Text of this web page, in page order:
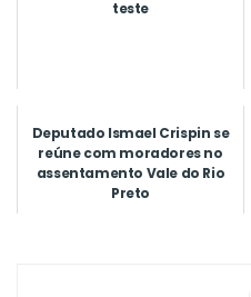
teste
Deputado Ismael Crispin se
reúne com moradores no
assentamento Vale do Rio
Preto